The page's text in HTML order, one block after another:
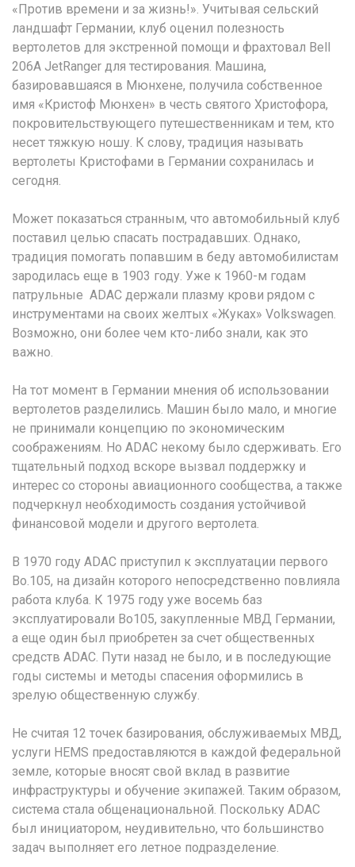
«Против времени и за жизнь!». Учитывая сельский
ландшафт Германии, клуб оценил полезность
вертолетов для экстренной помощи и фрахтовал Bell
206A JetRanger для тестирования. Машина,
базировавшаяся в Мюнхене, получила собственное
имя «Кристоф Мюнхен» в честь святого Христофора,
покровительствующего путешественникам и тем, кто
несет тяжкую ношу. К слову, традиция называть
вертолеты Кристофами в Германии сохранилась и
сегодня.
Может показаться странным, что автомобильный клуб
поставил целью спасать пострадавших. Однако,
традиция помогать попавшим в беду автомобилистам
зародилась еще в 1903 году. Уже к 1960-м годам
патрульные ADAC держали плазму крови рядом с
инструментами на своих желтых «Жуках» Volkswagen.
Возможно, они более чем кто-либо знали, как это
важно.
На тот момент в Германии мнения об использовании
вертолетов разделились. Машин было мало, и многие
не принимали концепцию по экономическим
соображениям. Но ADAC некому было сдерживать. Его
тщательный подход вскоре вызвал поддержку и
интерес со стороны авиационного сообщества, а также
подчеркнул необходимость создания устойчивой
финансовой модели и другого вертолета.
В 1970 году ADAC приступил к эксплуатации первого
Bo.105, на дизайн которого непосредственно повлияла
работа клуба. К 1975 году уже восемь баз
эксплуатировали Bo105, закупленные МВД Германии,
а еще один был приобретен за счет общественных
средств ADAC. Пути назад не было, и в последующие
годы системы и методы спасения оформились в
зрелую общественную службу.
Не считая 12 точек базирования, обслуживаемых МВД,
услуги HEMS предоставляются в каждой федеральной
земле, которые вносят свой вклад в развитие
инфраструктуры и обучение экипажей. Таким образом,
система стала общенациональной. Поскольку ADAC
был инициатором, неудивительно, что большинство
задач выполняет его летное подразделение.